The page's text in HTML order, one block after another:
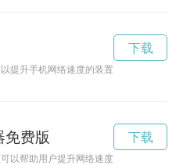
提升手机网络速度的装置，通过优化信
下载
免费版
以帮助用户提升网络速度，畅游网络世
下载